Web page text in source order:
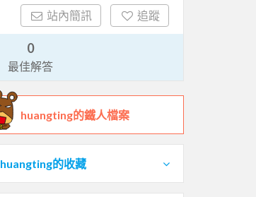
站內簡訊 追蹤
0
最佳解答
huangting的鐵人檔案
huangting的收藏